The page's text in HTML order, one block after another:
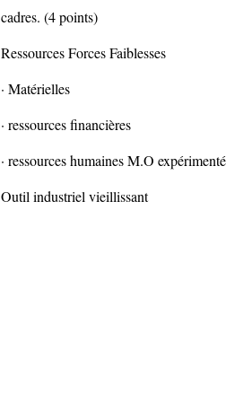
cadres. (4 points)
Ressources Forces Faiblesses
· Matérielles
· ressources financières
· ressources humaines M.O
Outil industriel vieillissant